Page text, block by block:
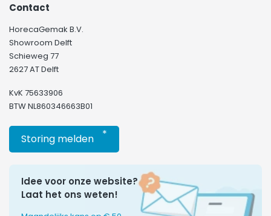
Contact
HorecaGemak B.V.
Showroom Delft
Schieweg 77
2627 AT Delft
KvK 75633906
BTW NL860346663B01
Storing melden *
Idee voor onze website?
Laat het ons weten!